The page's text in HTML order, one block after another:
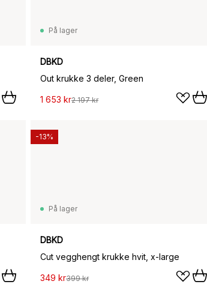
På lager
DBKD
Out krukke 3 deler, Green
1 653 kr2 197 kr
På lager
DBKD
Cut vegghengt krukke hvit, x-large
349 kr399 kr
-13%